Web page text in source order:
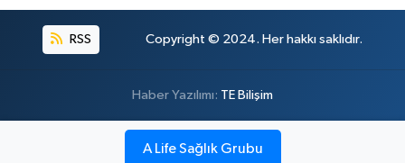
RSS Copyright © 2024. Her hakkı saklıdır.
Haber Yazılımı: TE Bilişim
A Life Sağlık Grubu